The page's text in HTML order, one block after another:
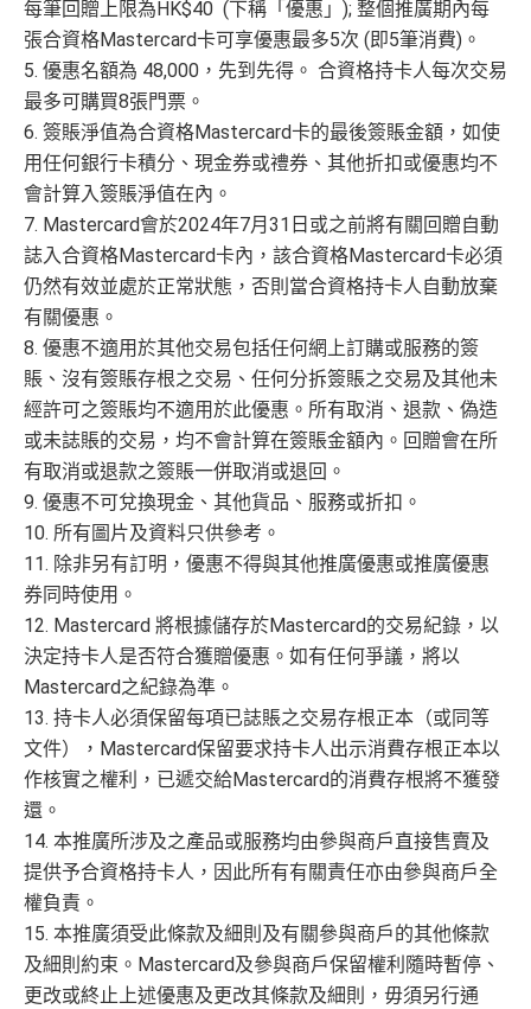
每筆回贈上限為HK$40 (下稱「優惠」); 整個推廣期內每
張合資格Mastercard卡可享優惠最多5次 (即5筆消費)。
5. 優惠名額為 48,000，先到先得。 合資格持卡人每次交易
最多可購買8張門票。
6. 簽賬淨值為合資格Mastercard卡的最後簽賬金額，如使
用任何銀行卡積分、現金券或禮券、其他折扣或優惠均不
會計算入簽賬淨值在內。
7. Mastercard會於2024年7月31日或之前將有關回贈自動
誌入合資格Mastercard卡內，該合資格Mastercard卡必須
仍然有效並處於正常狀態，否則當合資格持卡人自動放棄
有關優惠。
8. 優惠不適用於其他交易包括任何網上訂購或服務的簽
賬、沒有簽賬存根之交易、任何分拆簽賬之交易及其他未
經許可之簽賬均不適用於此優惠。所有取消、退款、偽造
或未誌賬的交易，均不會計算在簽賬金額內。回贈會在所
有取消或退款之簽賬一併取消或退回。
9. 優惠不可兌換現金、其他貨品、服務或折扣。
10. 所有圖片及資料只供參考。
11. 除非另有訂明，優惠不得與其他推廣優惠或推廣優惠
券同時使用。
12. Mastercard 將根據儲存於Mastercard的交易紀錄，以
決定持卡人是否符合獲贈優惠。如有任何爭議，將以
Mastercard之紀錄為準。
13. 持卡人必須保留每項已誌賬之交易存根正本（或同等
文件），Mastercard保留要求持卡人出示消費存根正本以
作核實之權利，已遞交給Mastercard的消費存根將不獲發
還。
14. 本推廣所涉及之產品或服務均由參與商戶直接售賣及
提供予合資格持卡人，因此所有有關責任亦由參與商戶全
權負責。
15. 本推廣須受此條款及細則及有關參與商戶的其他條款
及細則約束。Mastercard及參與商戶保留權利隨時暫停、
更改或終止上述優惠及更改其條款及細則，毋須另行通